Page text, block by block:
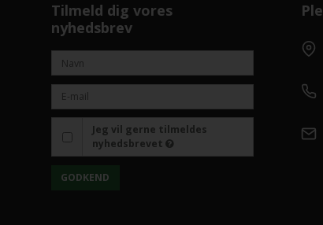
Tilmeld dig vores
nyhedsbrev
Jeg vil gerne tilmeldes
nyhedsbrevet
GODKEND